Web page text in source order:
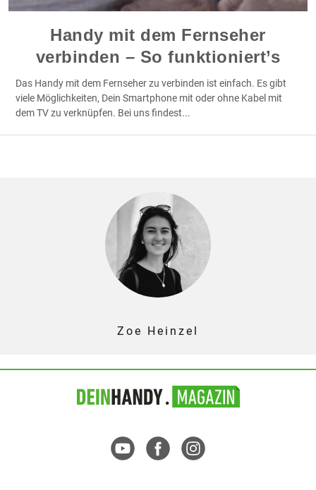
Handy mit dem Fernseher
verbinden – So funktioniert’s
Das Handy mit dem Fernseher zu verbinden ist einfach. Es gibt
viele Möglichkeiten, Dein Smartphone mit oder ohne Kabel mit
dem TV zu verknüpfen. Bei uns findest...
Zoe Heinzel